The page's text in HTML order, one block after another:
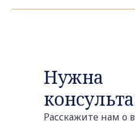
Нужна
Расскажите нам о